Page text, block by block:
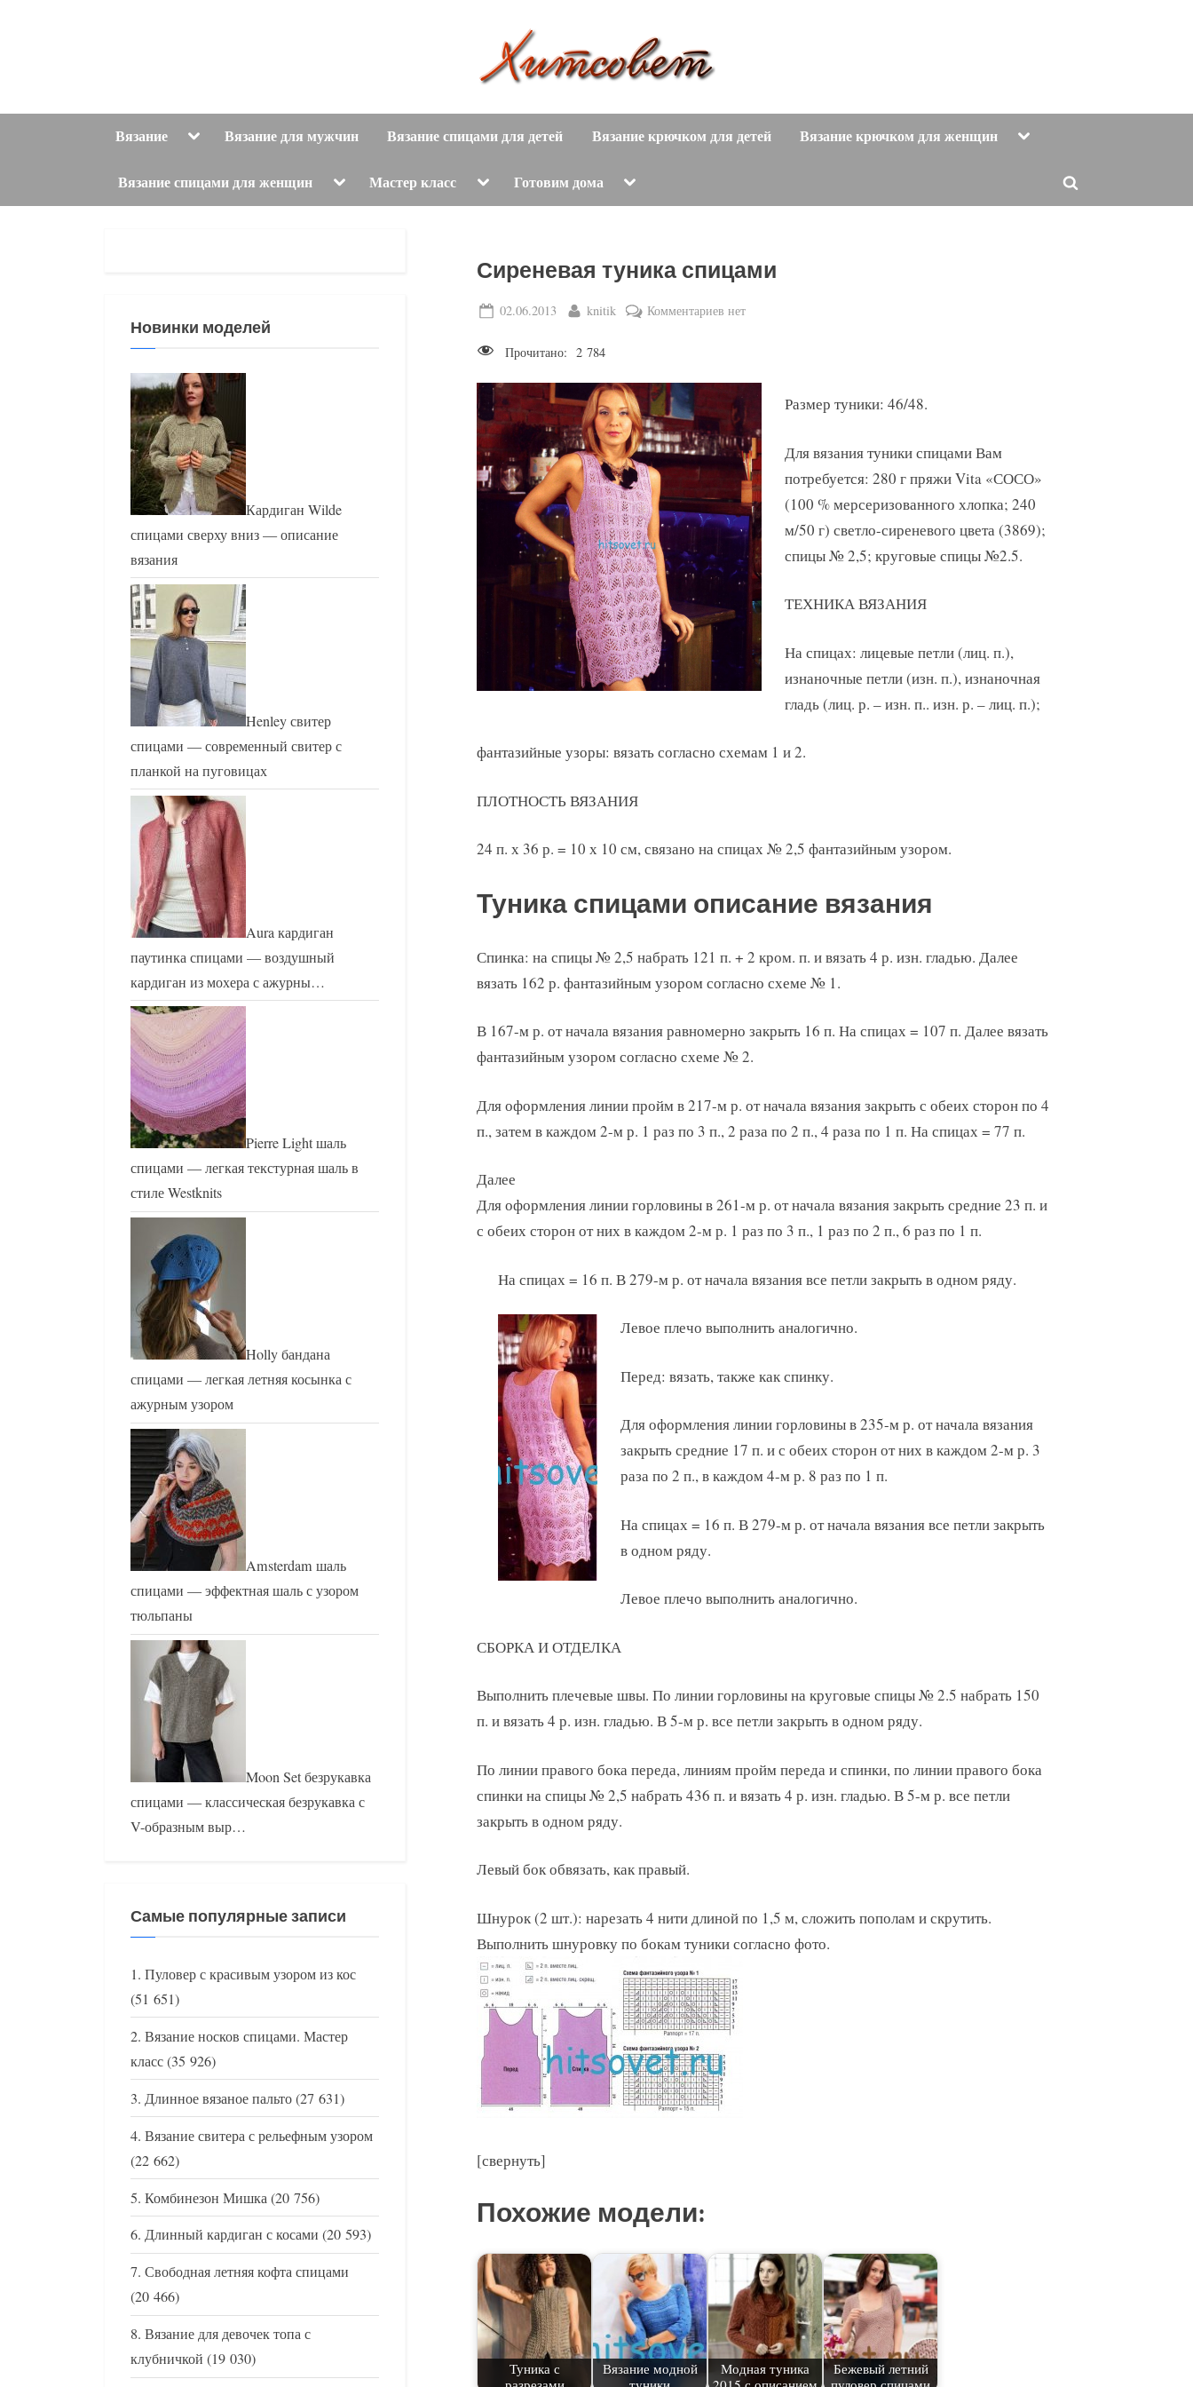
и
т
о
в
е
т
вязание
описанием
и
Вязание ToggleВязание для мужчин Вязание спицами для детей Вязание крючком для детей Вязание крючком для женщин Toggle
Вязание спицами для женщин Toggle
menu
Мастер класс Toggle
menu
Готовим дома Toggle
menu
Toggle
Сиреневая туника спицами
Posted
02.06.2013 By
knitik Комментариев к
спицами
нет
Прочитано: 2 784
Размер туники: 46/48.
Для вязания туники спицами Вам
потребуется: 280 г пряжи Vita «СОСО»
(100 % мерсеризованного хлопка; 240
м/50 г) светло-сиреневого цвета (3869);
спицы № 2,5; круговые спицы №2.5.
ТЕХНИКА ВЯЗАНИЯ
На спицах: лицевые петли (лиц. п.),
изнаночные петли (изн. п.), изнаночная
гладь (лиц. р. – изн. п.. изн. р. – лиц. п.);
фантазийные узоры: вязать согласно схемам 1 и 2.
ПЛОТНОСТЬ ВЯЗАНИЯ
24 п. х 36 р. = 10 х 10 см, связано на спицах № 2,5 фантазийным узором.
Туника спицами описание вязания
Спинка: на спицы № 2,5 набрать 121 п. + 2 кром. п. и вязать 4 р. изн. гладью. Далее
вязать 162 р. фантазийным узором согласно схеме № 1.
В 167-м р. от начала вязания равномерно закрыть 16 п. На спицах = 107 п. Далее вязать
фантазийным узором согласно схеме № 2.
Для оформления линии пройм в 217-м р. от начала вязания закрыть с обеих сторон по 4
п., затем в каждом 2-м р. 1 раз по 3 п., 2 раза по 2 п., 4 раза по 1 п. На спицах = 77 п.
Далее
Для оформления линии горловины в 261-м р. от начала вязания закрыть средние 23 п. и
с обеих сторон от них в каждом 2-м р. 1 раз по 3 п., 1 раз по 2 п., 6 раз по 1 п.
На спицах = 16 п. В 279-м р. от начала вязания все петли закрыть в одном ряду.
Левое плечо выполнить аналогично.
Перед: вязать, также как спинку.
Для оформления линии горловины в 235-м р. от начала вязания
закрыть средние 17 п. и с обеих сторон от них в каждом 2-м р. 3
раза по 2 п., в каждом 4-м р. 8 раз по 1 п.
На спицах = 16 п. В 279-м р. от начала вязания все петли закрыть
в одном ряду.
Левое плечо выполнить аналогично.
СБОРКА И ОТДЕЛКА
Выполнить плечевые швы. По линии горловины на круговые спицы № 2.5 набрать 150
п. и вязать 4 р. изн. гладью. В 5-м р. все петли закрыть в одном ряду.
По линии правого бока переда, линиям пройм переда и спинки, по линии правого бока
спинки на спицы № 2,5 набрать 436 п. и вязать 4 р. изн. гладью. В 5-м р. все петли
закрыть в одном ряду.
Левый бок обвязать, как правый.
Шнурок (2 шт.): нарезать 4 нити длиной по 1,5 м, сложить пополам и скрутить.
Выполнить шнуровку по бокам туники согласно фото.
[свернуть]
Похожие модели:
Туника с
Вязание модной
Модная туника
Бежевый летний
Новинки моделей
Кардиган Wilde
спицами сверху вниз — описание
вязания
Henley свитер
спицами — современный свитер с
планкой на пуговицах
Aura кардиган
паутинка спицами — воздушный
кардиган из мохера с ажурны…
Pierre Light шаль
спицами — легкая текстурная шаль в
стиле Westknits
Holly бандана
спицами — легкая летняя косынка с
ажурным узором
Amsterdam шаль
спицами — эффектная шаль с узором
тюльпаны
Moon Set безрукавка
спицами — классическая безрукавка с
V-образным выр…
Самые популярные записи
Пуловер с красивым узором из кос
(51 651)
Вязание носков спицами. Мастер
класс(35 926)
Длинное вязаное пальто(27 631)
Вязание свитера с рельефным узором
(22 662)
Комбинезон Мишка(20 756)
Длинный кардиган с косами (20 593)
Свободная летняя кофта спицами
(20 466)
Вязание для девочек топа с
клубничкой (19 030)